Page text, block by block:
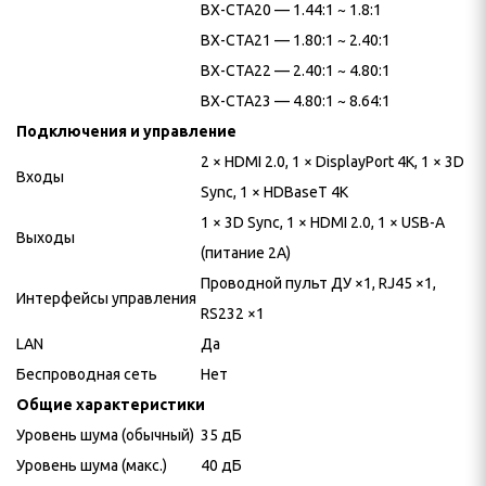
BX-CTA20 — 1.44:1 ~ 1.8:1
BX-CTA21 — 1.80:1 ~ 2.40:1
BX-CTA22 — 2.40:1 ~ 4.80:1
BX-CTA23 — 4.80:1 ~ 8.64:1
Подключения и управление
Входы
2 × HDMI 2.0, 1 × DisplayPort 4K, 1 × 3D
Sync, 1 × HDBaseT 4K
Выходы
1 × 3D Sync, 1 × HDMI 2.0, 1 × USB-A
(питание 2A)
Интерфейсы управления
Проводной пульт ДУ ×1, RJ45 ×1,
RS232 ×1
LAN
Да
Беспроводная сеть
Нет
Общие характеристики
Уровень шума (обычный) 35 дБ
Уровень шума (макс.)
40 дБ